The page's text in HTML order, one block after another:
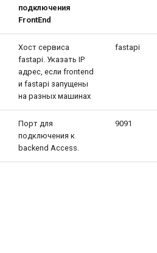
подключения
FrontEnd
Хост сервиса
fastapi. Указать IP
адрес, если frontend
и fastapi запущены
на разных машинах
fastapi
Порт для
подключения к
backend Access.
9091